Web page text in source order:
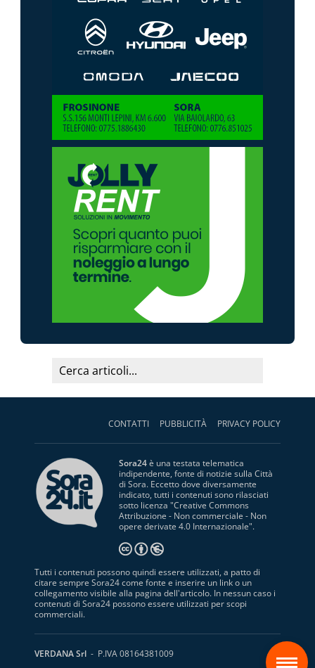
CONTATTI PUBBLICITÀ PRIVACY POLICY
Sora24è una testata telematica
indipendente, fonte di notizie sulla Città
di Sora. Eccetto dove diversamente
indicato, tutti i contenuti sono rilasciati
sotto licenza "Creative Commons
Attribuzione - Non commerciale - Non
opere derivate 4.0 Internazionale".
Tutti i contenuti possono quindi essere utilizzati, a patto di
citare sempre Sora24 come fonte e inserire un link o un
collegamento visibile alla pagina dell'articolo. In nessun caso i
contenuti di Sora24 possono essere utilizzati per scopi
commerciali.
VERDANA Srl - P.IVA 08164381009